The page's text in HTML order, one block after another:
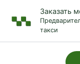
содержимому
Заказать
такси